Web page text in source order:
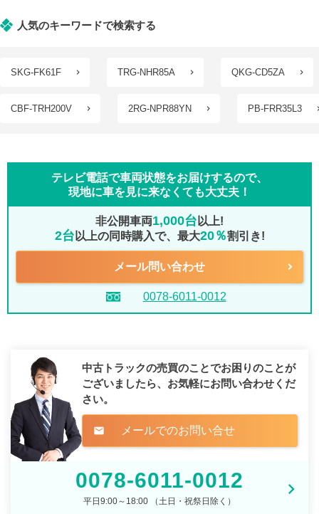
人気のキーワードで検索する
SKG-FK61F TRG-NHR85A QKG-CD5ZA
CBF-TRH200V 2RG-NPR88YN PB-FRR35L3
テレビ電話で車両状態をお届けするので、
現地に車を見に来なくても大丈夫！
非公開車両1,000台 以上!
2台 以上の同時購入で、最大20％割引き!
メール問い合わせ
0078-6011-0012
中古トラックの売買のことでお困りのことが
ございましたら、 お気軽にお問い合わせくだ
さい。
mail メールでのお問い合せ
0078-6011-0012
平日9:00～18:00 （土日・祝祭日除く）